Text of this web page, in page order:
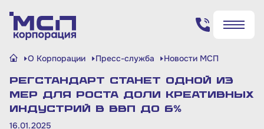
Найти
Поиск по сайту
✖
Найти
О Корпорации Пресс-служба Новости МСП
Регстандарт станет одной из
мер для роста доли креативных
индустрий в ВВП до 6%
16.01.2025